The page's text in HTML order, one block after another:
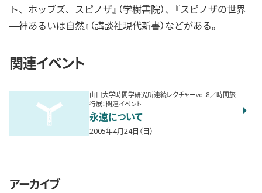
ト、ホッブズ、スピノザ』（学樹書院）、『スピノザの世界
―神あるいは自然』（講談社現代新書）などがある。
関連イベント
山口大学時間学研究所連続レクチャーvol.8／時間旅
行展：関連イベント
永遠について
2005年4月24日（日）
アーカイブ